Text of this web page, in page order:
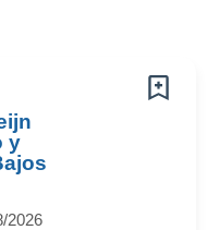
y
2026